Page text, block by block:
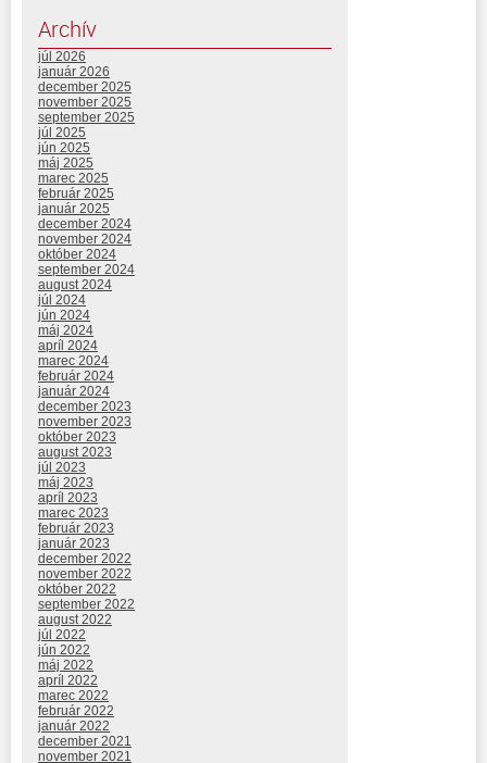
Archív
júl 2026
január 2026
december 2025
november 2025
september 2025
júl 2025
jún 2025
máj 2025
marec 2025
február 2025
január 2025
december 2024
november 2024
október 2024
september 2024
august 2024
júl 2024
jún 2024
máj 2024
apríl 2024
marec 2024
február 2024
január 2024
december 2023
november 2023
október 2023
august 2023
júl 2023
máj 2023
apríl 2023
marec 2023
február 2023
január 2023
december 2022
november 2022
október 2022
september 2022
august 2022
júl 2022
jún 2022
máj 2022
apríl 2022
marec 2022
február 2022
január 2022
december 2021
november 2021